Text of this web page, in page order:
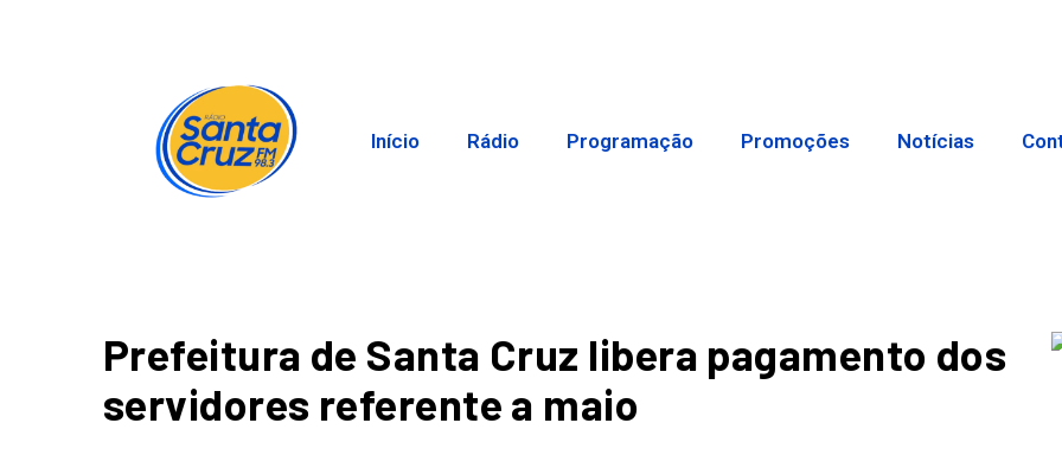
Início Rádio Programação Promoções Notícias
Prefeitura de Santa Cruz libera pagamento dos
servidores referente a maio